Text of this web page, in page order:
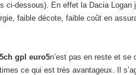
dessous). En effet la Dacia Logan
faible décote, faible coût en
gpl euro5n’est pas en reste et se
ce qui est très avantageux. Il